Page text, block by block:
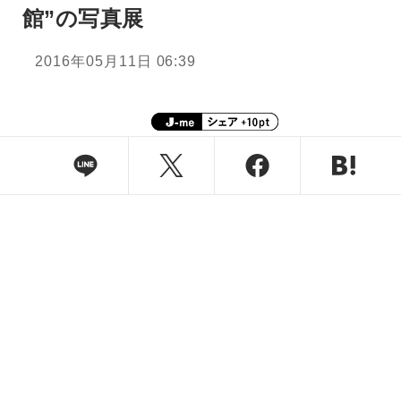
館”の写真展
2016年05月11日 06:39